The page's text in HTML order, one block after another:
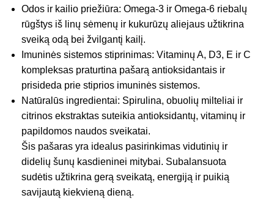
Odos ir kailio priežiūra: Omega-3 ir Omega-6 riebalų
rūgštys iš linų sėmenų ir kukurūzų aliejaus užtikrina
sveiką odą bei žvilgantį kailį.
Imuninės sistemos stiprinimas: Vitaminų A, D3, E ir C
kompleksas praturtina pašarą antioksidantais ir
prisideda prie stiprios imuninės sistemos.
Natūralūs ingredientai: Spirulina, obuolių milteliai ir
citrinos ekstraktas suteikia antioksidantų, vitaminų ir
papildomos naudos sveikatai.
Šis pašaras yra idealus pasirinkimas vidutinių ir
didelių šunų kasdieninei mitybai. Subalansuota
sudėtis užtikrina gerą sveikatą, energiją ir puikią
savijautą kiekvieną dieną.